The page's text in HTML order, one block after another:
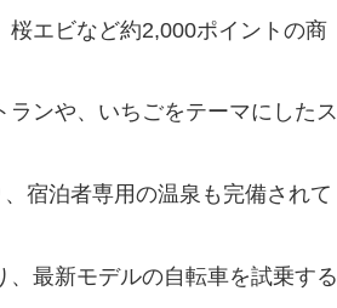
エビなど約2,000ポイントの商
ンや、いちごをテーマにしたス
宿泊者専用の温泉も完備されて
最新モデルの自転車を試乗する